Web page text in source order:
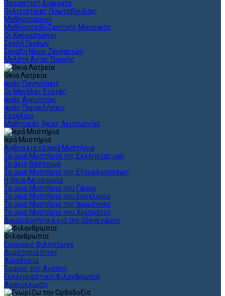
Ποιμαντική Διακονία
Πολιτιστικές Πρωτοβουλίες
Μαθηματάριον
Μαθήματα Βυζαντινής Μουσικής
Οι Κεκοιμημένοι
Σχολή Γονέων
Σύναξη Νέων Ζευγαριών
Μελέτη Αγίας Γραφής
Θεια Λατρεία
Ιερές Πανηγύρεις
Οι Μεγάλες Εορτές
Ιερές Αγρυπνίες
Ιερές Παρακλήσεις
Ευχέλαιο
Μαθητικές Θείες Λειτουργίες
Ιερά Μυστήρια
Άρθρα για τα Ιερά Μυστήρια
Τα ιερά Μυστήρια της Εκκλησίας μας
Το άγιο Βάπτισμα
Το ιερό Μυστήριο της Εξομολογήσεως
Η Θεία Λειτουργία
Το ιερό Μυστήριο του Γάμου
Το ιερό Μυστήριο του Ευχελαίου
Το ιερό Μυστήριο της Ιερωσύνης
Το ιερό Μυστήριο του Χρίσματος
Δικαιολογητικά για την άδεια γάμου
Φιλανθρωπία
Ενοριακό Φιλόπτωχο
Δραστηριότητες
Αιμοδοσία
Έρανος της Αγάπης
Εκκλησιαστική Φιλανθρωπία
Ανακύκλωση